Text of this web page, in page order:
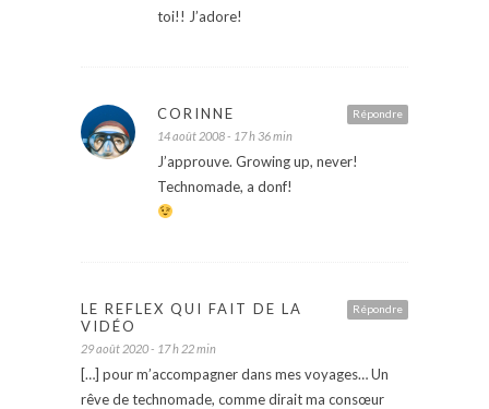
toi!! J’adore!
Répondre
CORINNE
14 août 2008 - 17 h 36 min
J’approuve. Growing up, never!
Technomade, a donf!
Répondre
LE REFLEX QUI FAIT DE LA
VIDÉO
29 août 2020 - 17 h 22 min
[…] pour m’accompagner dans mes voyages… Un
rêve de technomade, comme dirait ma consœur